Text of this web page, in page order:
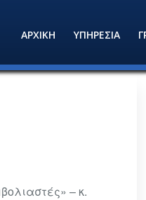
ΑΡΧΙΚΗ ΥΠΗΡΕΣΙΑ
– κ.